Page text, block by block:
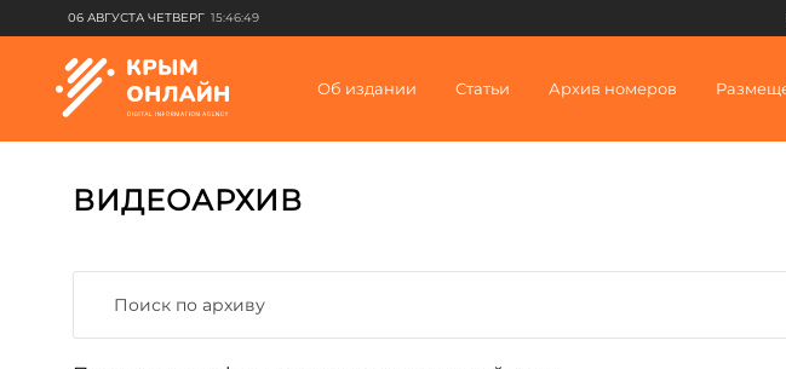
06 АВГУСТА ЧЕТВЕРГ 15:46:49
Об издании Статьи Архив номеров
ВИДЕОАРХИВ